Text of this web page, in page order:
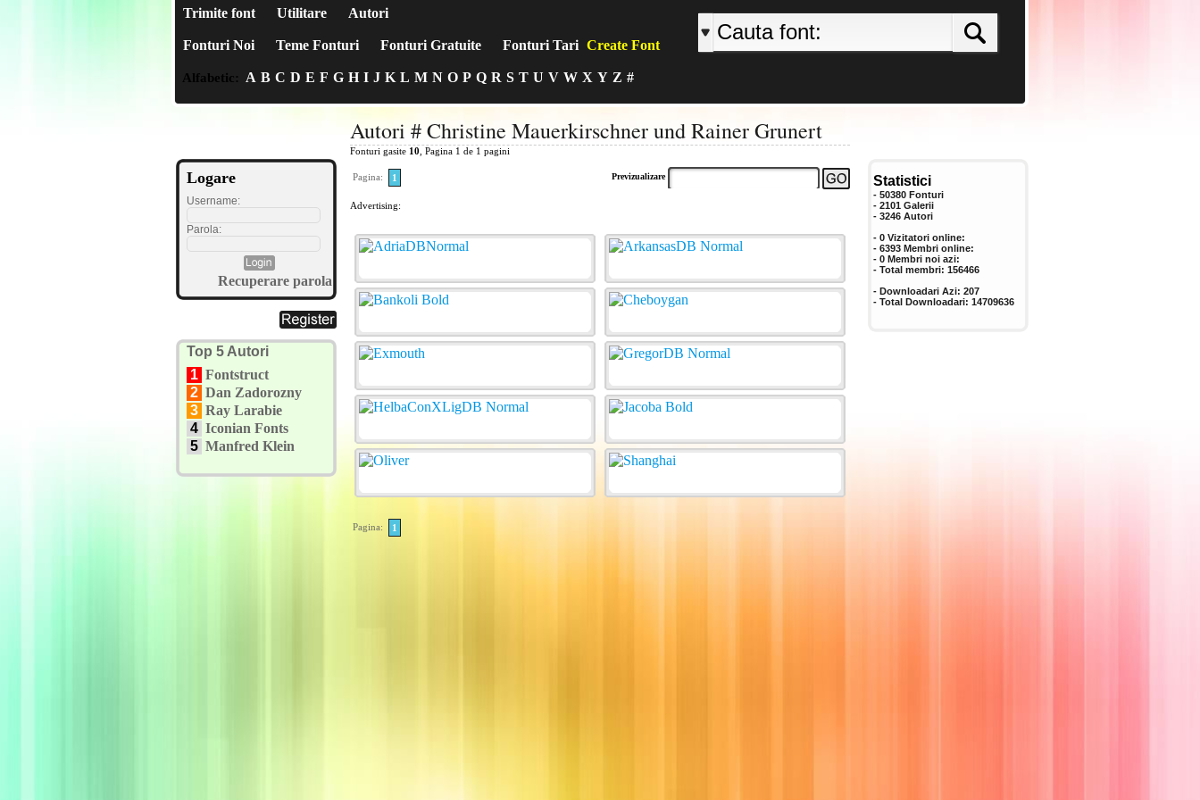
Trimite font Utilitare Autori
Fonturi Noi Teme Fonturi Fonturi Gratuite Fonturi Tari Create Font
Alfabetic: A B C D E F G H I J K L M N O P Q R S T U V W X Y Z #
Logare
Username:
Parola:
Recuperare parola
Top 5 Autori
1 Fontstruct
2 Dan Zadorozny
3 Ray Larabie
4 Iconian Fonts
5 Manfred Klein
Autori # Christine Mauerkirschner und Rainer Grunert
Fonturi gasite 10 , Pagina 1 de 1 pagini
Pagina: 1 Previzualizare
Advertising:
Pagina: 1
Statistici
- 50380 Fonturi
- 2101 Galerii
- 3246 Autori
- 0 Vizitatori online:
- 6393 Membri online:
- 0 Membri noi azi:
- Total membri: 156466
- Downloadari Azi: 207
- Total Downloadari: 14709636